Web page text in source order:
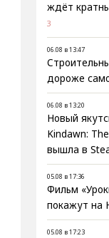
ждёт
3
06.08 в 13:47
дороже
06.08 в 13:20
Новый
Kindawn:
вышла в
05.08 в 17:36
Фильм
покажут на
05.08 в 17:23